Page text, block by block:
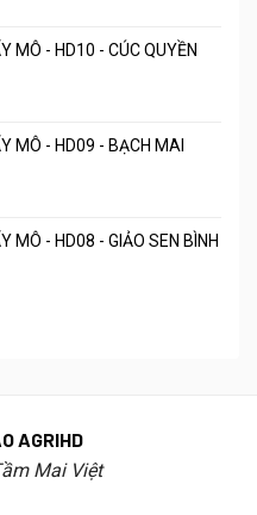
MÔ - HD10 - CÚC QUYỀN
MÔ - HD09 - BẠCH MAI
MÔ - HD08 - GIẢO SEN BÌNH
AGRIHD
Mai Việt